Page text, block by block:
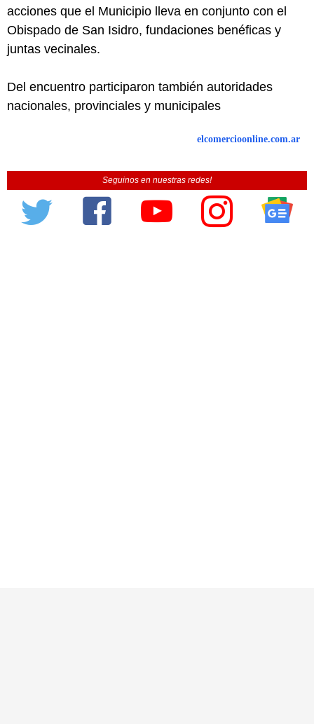
acciones que el Municipio lleva en conjunto con el
Obispado de San Isidro, fundaciones benéficas y
juntas vecinales.
Del encuentro participaron también autoridades
nacionales, provinciales y municipales
elcomercioonline.com.ar
Seguinos en nuestras redes!